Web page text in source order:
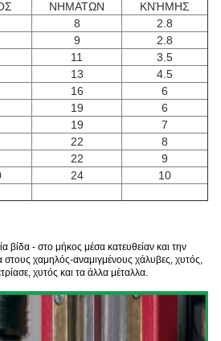
ΝΗΜΑΤΩΝ
ΚΝΉΜΗΣ
8
2.8
9
2.8
11
3.5
13
4.5
16
6
19
6
19
7
22
8
22
9
24 10
βίδα - στο μήκος μέσα κατευθείαν και την
χαμηλός-αναμιγμένους χάλυβες, χυτός,
χυτός και τα άλλα μέταλλα.